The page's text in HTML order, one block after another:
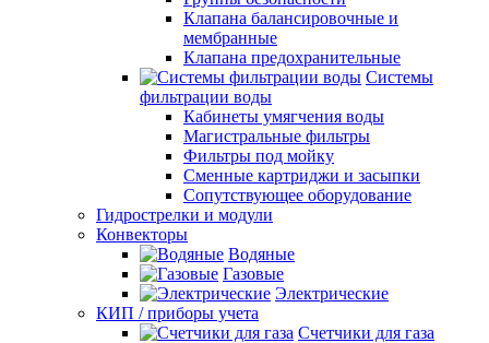
Клапана балансировочные и
мембранные
Клапана предохранительные
Системы
фильтрации воды
Кабинеты умягчения воды
Магистральные фильтры
Фильтры под мойку
Сменные картриджи и засыпки
Сопутствующее оборудование
Гидрострелки и модули
Конвекторы
Водяные
Газовые
Электрические
КИП / приборы учета
Счетчики для газа